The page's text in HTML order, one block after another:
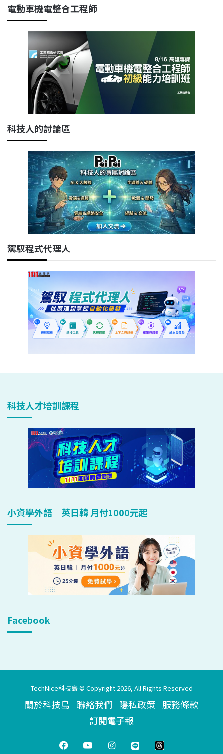
電動車機電整合工程師
科技人的討論區
駕馭程式代理人
科技人才培訓課程
小資學外語｜英日韓 月付1000元起
Facebook
TechNice科技島 © Copyright 2026, All Rights Reserved
關於科技島 聯絡我們 隱私政策 服務條款
訂閱電子報